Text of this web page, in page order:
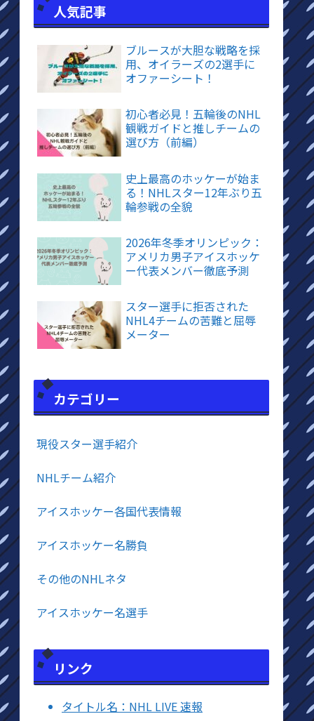
人気記事
ブルースが大胆な戦略を採
用、オイラーズの2選手に
オファーシート！
初心者必見！五輪後のNHL
観戦ガイドと推しチームの
選び方（前編）
史上最高のホッケーが始ま
る！NHLスター12年ぶり五
輪参戦の全貌
2026年冬季オリンピック：
アメリカ男子アイスホッケ
ー代表メンバー徹底予測
スター選手に拒否された
NHL4チームの苦難と屈辱
メーター
カテゴリー
現役スター選手紹介
NHLチーム紹介
アイスホッケー各国代表情報
アイスホッケー名勝負
その他のNHLネタ
アイスホッケー名選手
リンク
タイトル名：NHL LIVE 速報